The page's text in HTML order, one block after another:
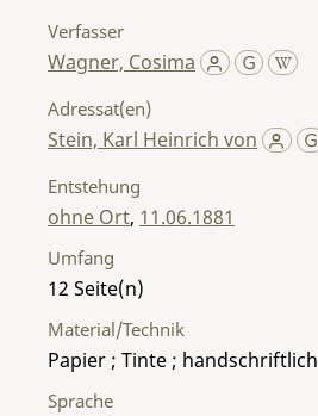
Verfasser
Wagner, Cosima
Adressat(en)
Stein, Karl Heinrich von
Entstehung
ohne Ort, 11.06.1881
Umfang
12
Material/Technik
Papier ; Tinte ; handschriftlich
Sprache